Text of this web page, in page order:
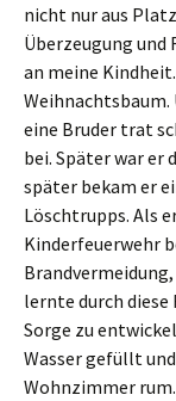
nicht nur aus
Überzeugung und
an meine
Weihnachtsbaum.
eine Bruder trat
bei. Später war er
später bekam er
Löschtrupps. Als
Kinderfeuerwehr
lernte durch diese
Sorge zu
Wasser gefüllt
Wohnzimmer